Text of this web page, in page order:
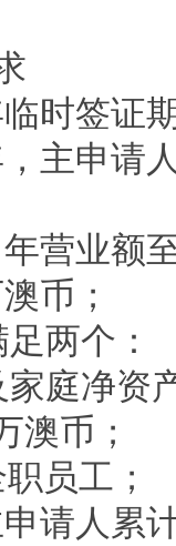
时签证
主申请
营业额
币；
两个：
庭净资
澳币；
员工；
请人累